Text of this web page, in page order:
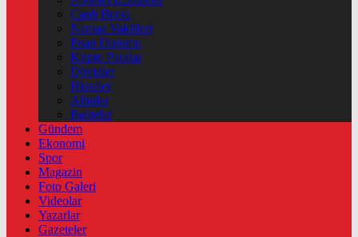
Canlı Borsa
Namaz Vakitleri
Puan Durumu
Kripto Paralar
Dövizler
Hisseler
Altınlar
Pariteler
Gündem
Ekonomi
Spor
Magazin
Foto Galeri
Videolar
Yazarlar
Gazeteler